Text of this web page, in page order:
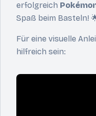
erfolgreich
Spaß beim Basteln!
Für eine visuelle
hilfreich sein: